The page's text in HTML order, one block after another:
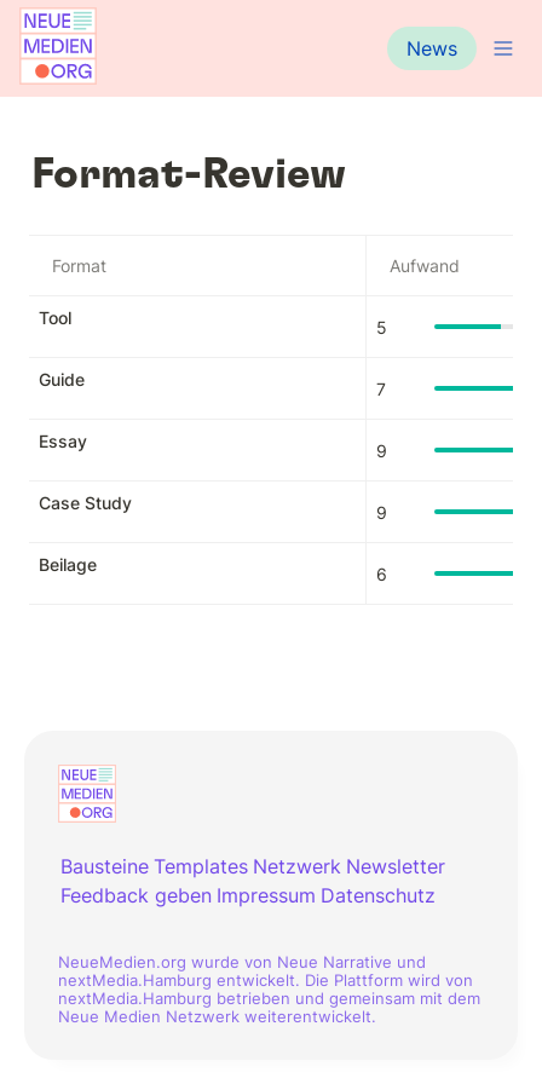
News
Format-Review
Format Aufwand
Tool 5
Guide 7
Essay 9
Case Study 9
Beilage 6
Bausteine Templates Netzwerk Newsletter
Feedback geben Impressum Datenschutz
NeueMedien.org wurde von Neue Narrative und
nextMedia.Hamburg entwickelt. Die Plattform wird von
nextMedia.Hamburg betrieben und gemeinsam mit dem
Neue Medien Netzwerk weiterentwickelt.